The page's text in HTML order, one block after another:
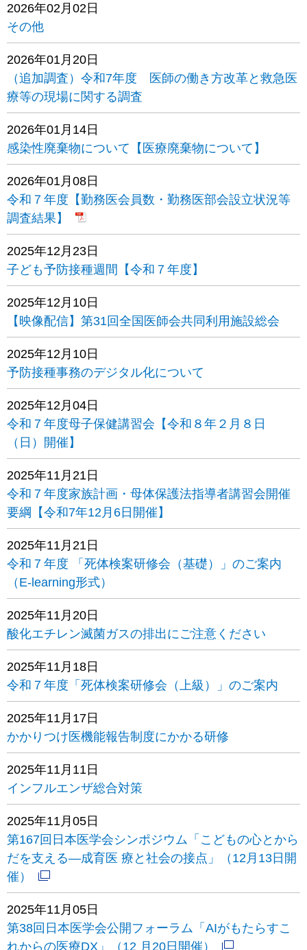
2026年02月02日
その他
2026年01月20日
（追加調査）令和7年度 医師の働き方改革と救急医
療等の現場に関する調査
2026年01月14日
感染性廃棄物について【医療廃棄物について】
2026年01月08日
令和７年度【勤務医会員数・勤務医部会設立状況等
調査結果】
2025年12月23日
子ども予防接種週間【令和７年度】
2025年12月10日
【映像配信】第31回全国医師会共同利用施設総会
2025年12月10日
予防接種事務のデジタル化について
2025年12月04日
令和７年度母子保健講習会【令和８年２月８日
（日）開催】
2025年11月21日
令和７年度家族計画・母体保護法指導者講習会開催
要綱【令和7年12月6日開催】
2025年11月21日
令和７年度 「死体検案研修会（基礎）」のご案内
（E-learning形式）
2025年11月20日
酸化エチレン滅菌ガスの排出にご注意ください
2025年11月18日
令和７年度「死体検案研修会（上級）」のご案内
2025年11月17日
かかりつけ医機能報告制度にかかる研修
2025年11月11日
インフルエンザ総合対策
2025年11月05日
第167回日本医学会シンポジウム「こどもの心とから
だを支える―成育医 療と社会の接点」（12月13日開
催）
2025年11月05日
第38回日本医学会公開フォーラム「AIがもたらすこ
れからの医療DX」（12 月20日開催）